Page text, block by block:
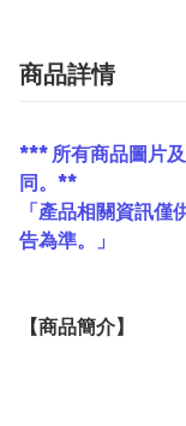
商品詳情
*** 所有商品圖片
同。**
「產品相關資訊
告為準。」
【商品簡介】